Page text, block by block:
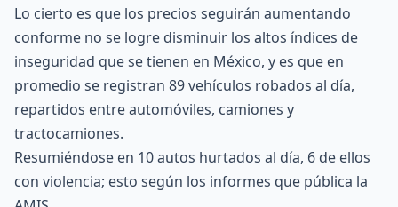
Lo cierto es que los precios seguirán aumentando
conforme no se logre disminuir los altos índices de
inseguridad que se tienen en México, y es que en
promedio se registran 89vehículos robados al día,
repartidos entre automóviles, camiones y
tractocamiones.
Resumiéndose en 10 autos hurtados al día, 6 de ellos
con violencia; esto según los informes que pública la